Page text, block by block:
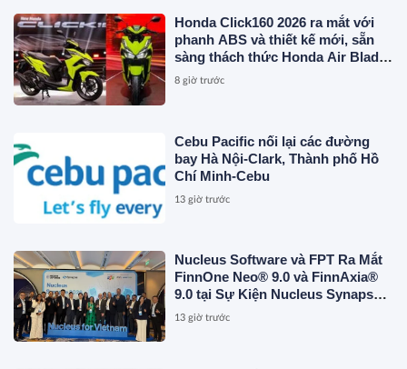
Honda Click160 2026 ra mắt với
phanh ABS và thiết kế mới, sẵn
sàng thách thức Honda Air Blade
và Yamaha NVX
8 giờ trước
Cebu Pacific nối lại các đường
bay Hà Nội-Clark, Thành phố Hồ
Chí Minh-Cebu
13 giờ trước
Nucleus Software và FPT Ra Mắt
FinnOne Neo® 9.0 và FinnAxia®
9.0 tại Sự Kiện Nucleus Synapse
Lần Đầu Tiên tại Việt Nam
13 giờ trước